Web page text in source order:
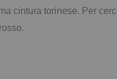
cintura torinese. Per